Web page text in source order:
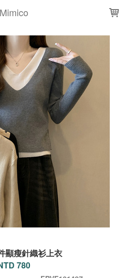
Mimico
顯瘦針織衫上衣
780